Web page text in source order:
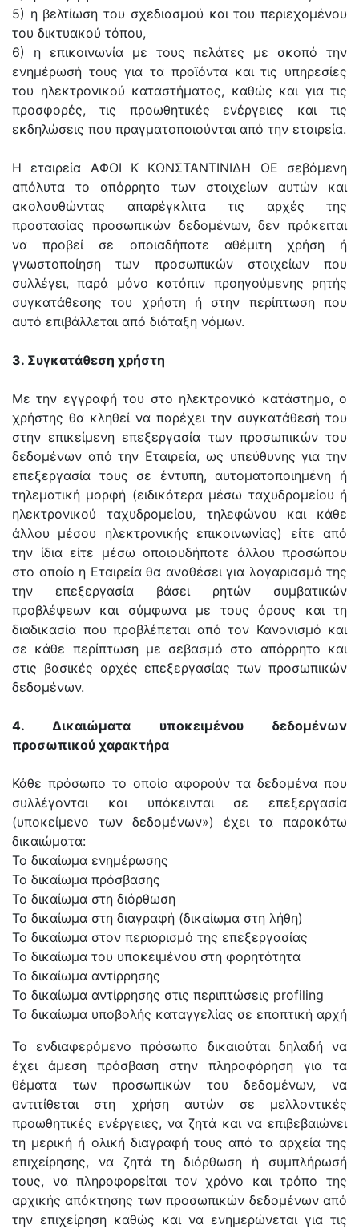
5) η βελτίωση του σχεδιασμού και του περιεχομένου
του δικτυακού τόπου,
6) η επικοινωνία με τους πελάτες με σκοπό την
ενημέρωσή τους για τα προϊόντα και τις υπηρεσίες
του ηλεκτρονικού καταστήματος, καθώς και για τις
προσφορές, τις προωθητικές ενέργειες και τις
εκδηλώσεις που πραγματοποιούνται από την εταιρεία.
Η εταιρεία ΑΦΟΙ Κ ΚΩΝΣΤΑΝΤΙΝΙΔΗ ΟΕ σεβόμενη
απόλυτα το απόρρητο των στοιχείων αυτών και
ακολουθώντας απαρέγκλιτα τις αρχές της
προστασίας προσωπικών δεδομένων, δεν πρόκειται
να προβεί σε οποιαδήποτε αθέμιτη χρήση ή
γνωστοποίηση των προσωπικών στοιχείων που
συλλέγει, παρά μόνο κατόπιν προηγούμενης ρητής
συγκατάθεσης του χρήστη ή στην περίπτωση που
αυτό επιβάλλεται από διάταξη νόμων.
3. Συγκατάθεση χρήστη
Με την εγγραφή του στο ηλεκτρονικό κατάστημα, ο
χρήστης θα κληθεί να παρέχει την συγκατάθεσή του
στην επικείμενη επεξεργασία των προσωπικών του
δεδομένων από την Εταιρεία, ως υπεύθυνης για την
επεξεργασία τους σε έντυπη, αυτοματοποιημένη ή
τηλεματική μορφή (ειδικότερα μέσω ταχυδρομείου ή
ηλεκτρονικού ταχυδρομείου, τηλεφώνου και κάθε
άλλου μέσου ηλεκτρονικής επικοινωνίας) είτε από
την ίδια είτε μέσω οποιουδήποτε άλλου προσώπου
στο οποίο η Εταιρεία θα αναθέσει για λογαριασμό της
την επεξεργασία βάσει ρητών συμβατικών
προβλέψεων και σύμφωνα με τους όρους και τη
διαδικασία που προβλέπεται από τον Κανονισμό και
σε κάθε περίπτωση με σεβασμό στο απόρρητο και
στις βασικές αρχές επεξεργασίας των προσωπικών
δεδομένων.
4. Δικαιώματα υποκειμένου δεδομένων
προσωπικού χαρακτήρα
Κάθε πρόσωπο το οποίο αφορούν τα δεδομένα που
συλλέγονται και υπόκεινται σε επεξεργασία
(υποκείμενο των δεδομένων») έχει τα παρακάτω
δικαιώματα:
Το δικαίωμα ενημέρωσης
Το δικαίωμα πρόσβασης
Το δικαίωμα στη διόρθωση
Το δικαίωμα στη διαγραφή (δικαίωμα στη λήθη)
Το δικαίωμα στον περιορισμό της επεξεργασίας
Το δικαίωμα του υποκειμένου στη φορητότητα
Το δικαίωμα αντίρρησης
Το δικαίωμα αντίρρησης στις περιπτώσεις profiling
Το δικαίωμα υποβολής καταγγελίας σε εποπτική αρχή
Το ενδιαφερόμενο πρόσωπο δικαιούται δηλαδή να
έχει άμεση πρόσβαση στην πληροφόρηση για τα
θέματα των προσωπικών του δεδομένων, να
αντιτίθεται στη χρήση αυτών σε μελλοντικές
προωθητικές ενέργειες, να ζητά και να επιβεβαιώνει
τη μερική ή ολική διαγραφή τους από τα αρχεία της
επιχείρησης, να ζητά τη διόρθωση ή συμπλήρωσή
τους, να πληροφορείται τον χρόνο και τρόπο της
αρχικής απόκτησης των προσωπικών δεδομένων από
την επιχείρηση καθώς και να ενημερώνεται για τις